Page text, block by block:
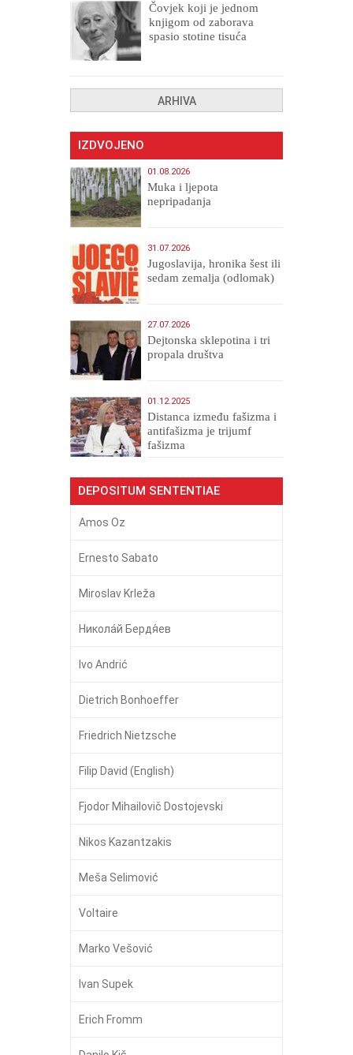
Čovjek koji je jednom
knjigom od zaborava
spasio stotine tisuća
ARHIVA
IZDVOJENO
01.08.2026
Muka i ljepota
nepripadanja
31.07.2026
Jugoslavija, hronika šest ili
sedam zemalja (odlomak)
27.07.2026
Dejtonska sklepotina i tri
propala društva
01.12.2025
Distanca između fašizma i
antifašizma je trijumf
fašizma
DEPOSITUM SENTENTIAE
Amos Oz
Ernesto Sabato
Miroslav Krleža
Никола́й Бердя́ев
Ivo Andrić
Dietrich Bonhoeffer
Friedrich Nietzsche
Filip David (English)
Fjodor Mihailovič Dostojevski
Nikos Kazantzakis
Meša Selimović
Voltaire
Marko Vešović
Ivan Supek
Erich Fromm